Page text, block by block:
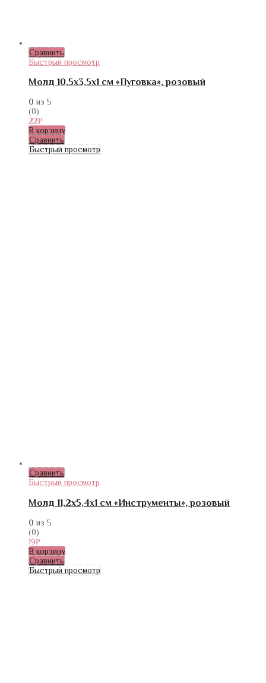
Сравнить
Быстрый просмотр
Молд 10,5х3,5х1 см «Пуговка», розовый
0 из 5
(0)
22₽
В корзину
Сравнить
Быстрый просмотр
Сравнить
Быстрый просмотр
Молд 11,2х5,4х1 см «Инструменты», розовый
0 из 5
(0)
19₽
В корзину
Сравнить
Быстрый просмотр